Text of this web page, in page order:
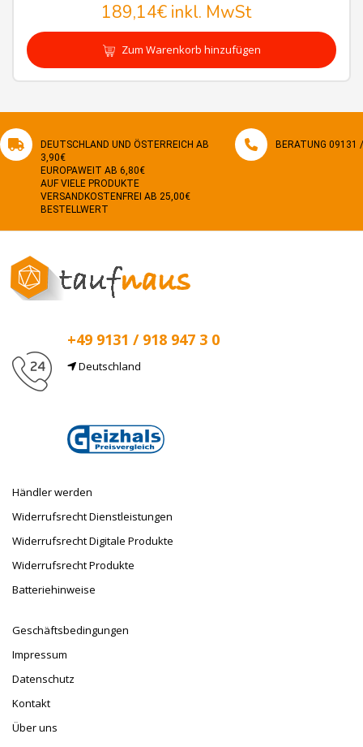
189,14€inkl. MwSt
Zum Warenkorb hinzufügen
DEUTSCHLAND UND ÖSTERREICH AB
3,90€
EUROPAWEIT AB 6,80€
AUF VIELE PRODUKTE
VERSANDKOSTENFREI AB 25,00€
BESTELLWERT
BERATUNG 09131
+49 9131 / 918 947 3 0
Deutschland
Händler werden
Widerrufsrecht Dienstleistungen
Widerrufsrecht Digitale Produkte
Widerrufsrecht Produkte
Batteriehinweise
Geschäftsbedingungen
Impressum
Datenschutz
Kontakt
Über uns